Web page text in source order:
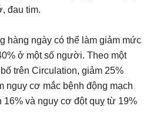
đau tim.
hàng ngày có thể làm giảm mức
ở một số người. Theo một
trên Circulation, giảm 25%
nguy cơ mắc bệnh động mạch
16% và nguy cơ đột quỵ từ 19%